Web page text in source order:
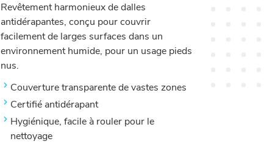
Revêtement harmonieux de dalles
antidérapantes, conçu pour couvrir
facilement de larges surfaces dans un
environnement humide, pour un usage pieds
nus.
Couverture transparente de vastes zones
Certifié antidérapant
Hygiénique, facile à rouler pour le
nettoyage